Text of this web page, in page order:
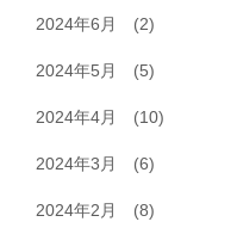
2024年6月 (2)
2024年5月 (5)
2024年4月 (10)
2024年3月 (6)
2024年2月 (8)